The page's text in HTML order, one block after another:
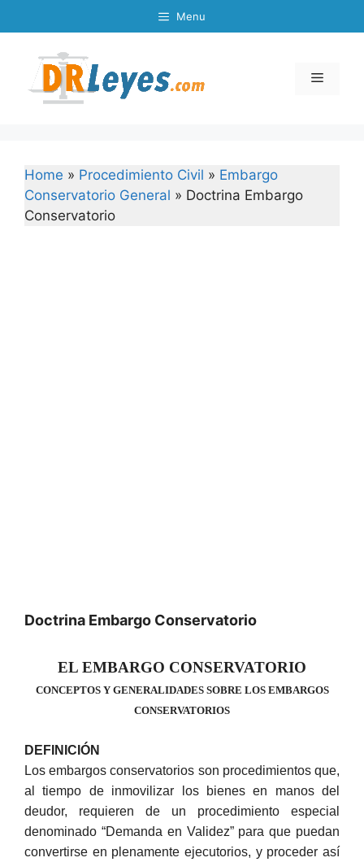
to
Menu
Menu
Home » Procedimiento Civil » Embargo
Conservatorio General » Doctrina Embargo
Conservatorio
Doctrina Embargo Conservatorio
EL EMBARGO CONSERVATORIO
CONCEPTOS Y GENERALIDADES SOBRE LOS EMBARGOS
CONSERVATORIOS
DEFINICIÓN
Los embargos conservatorios son procedimientos que,
al tiempo de inmovilizar los bienes en manos del
deudor, requieren de un procedimiento especial
denominado “Demanda en Validez” para que puedan
convertirse en plenamente ejecutorios, y proceder así